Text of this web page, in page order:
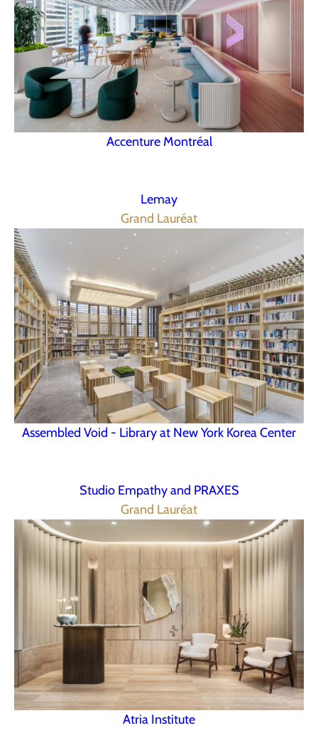
Accenture Montréal
Lemay
Grand Lauréat
Assembled Void - Library at New York Korea Center
Studio Empathy and PRAXES
Grand Lauréat
Atria Institute